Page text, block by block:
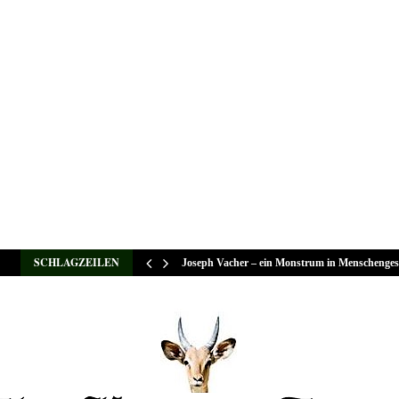
SCHLAGZEILEN Joseph Vacher – ein Monstrum in